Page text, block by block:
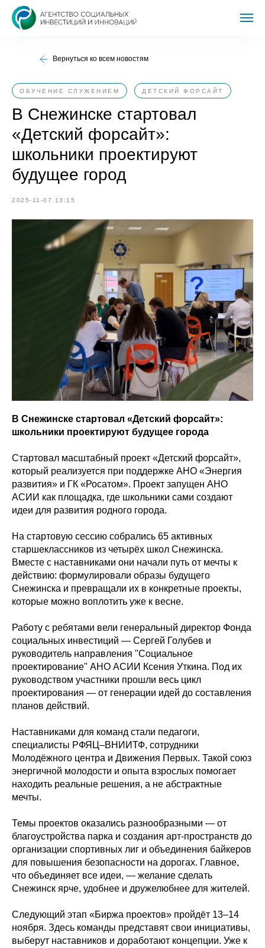
Вернуться ко всем новостям
ОБУЧЕНИЕ СЛУЖЕНИЕМ ДЕТСКИЙ ФОРСАЙТ
В Снежинске стартовал
«Детский форсайт»:
школьники проектируют
будущее город
2025-11-07 13:15
В Снежинске стартовал «Детский форсайт»:
школьники проектируют будущее города
Стартовал масштабный проект «Детский форсайт»,
который реализуется при поддержке АНО «Энергия
развития» и ГК «Росатом». Проект запущен АНО
АСИИ как площадка, где школьники сами создают
идеи для развития родного города.
На стартовую сессию собрались 65 активных
старшеклассников из четырёх школ Снежинска.
Вместе с наставниками они начали путь от мечты к
действию: формулировали образы будущего
Снежинска и превращали их в конкретные проекты,
которые можно воплотить уже к весне.
Работу с ребятами вели генеральный директор Фонда
социальных инвестиций — Сергей Голубев и
руководитель направления "Социальное
проектирование" АНО АСИИ Ксения Уткина. Под их
руководством участники прошли весь цикл
проектирования — от генерации идей до составления
планов действий.
Наставниками для команд стали педагоги,
специалисты РФЯЦ–ВНИИТФ, сотрудники
Молодёжного центра и Движения Первых. Такой союз
энергичной молодости и опыта взрослых помогает
находить реальные решения, а не абстрактные
мечты.
Темы проектов оказались разнообразными — от
благоустройства парка и создания арт-пространств до
организации спортивных лиг и объединения байкеров
для повышения безопасности на дорогах. Главное,
что объединяет все идеи, — желание сделать
Снежинск ярче, удобнее и дружелюбнее для жителей.
Следующий этап «Биржа проектов» пройдёт 13–14
ноября. Здесь команды представят свои инициативы,
выберут наставников и доработают концепции. Уже к